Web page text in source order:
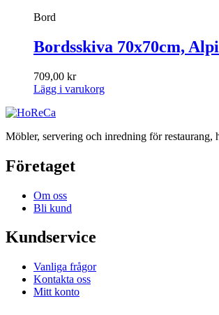
Bord
Bordsskiva 70x70cm,
709,00 kr
Lägg i varukorg
Möbler, servering och inredning för restaurang,
Företaget
Om oss
Bli kund
Kundservice
Vanliga frågor
Kontakta oss
Mitt konto